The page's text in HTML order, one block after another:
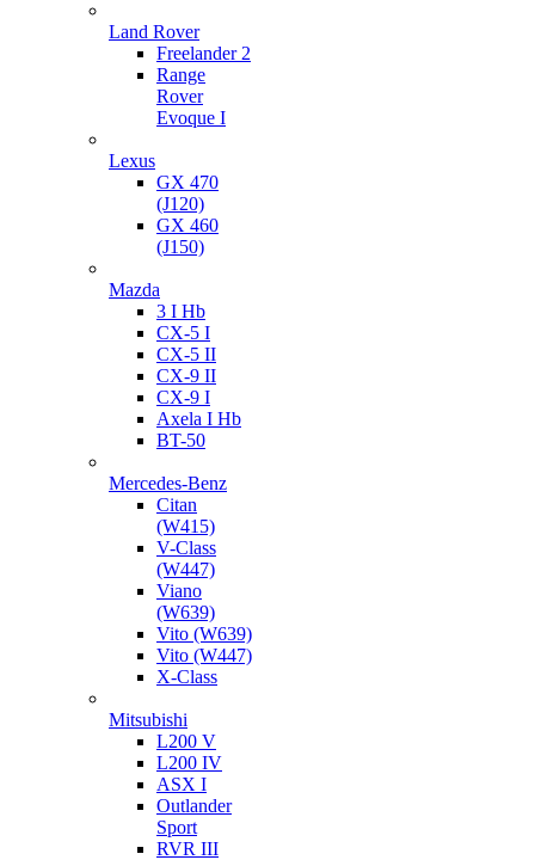
Land Rover
Freelander 2
Range
Rover
Evoque I
Lexus
GX 470
(J120)
GX 460
(J150)
Mazda
3 I Hb
CX-5 I
CX-5 II
CX-9 II
CX-9 I
Axela I Hb
BT-50
Mercedes-Benz
Citan
(W415)
V-Class
(W447)
Viano
(W639)
Vito (W639)
Vito (W447)
X-Class
Mitsubishi
L200 V
L200 IV
ASX I
Outlander
Sport
RVR III